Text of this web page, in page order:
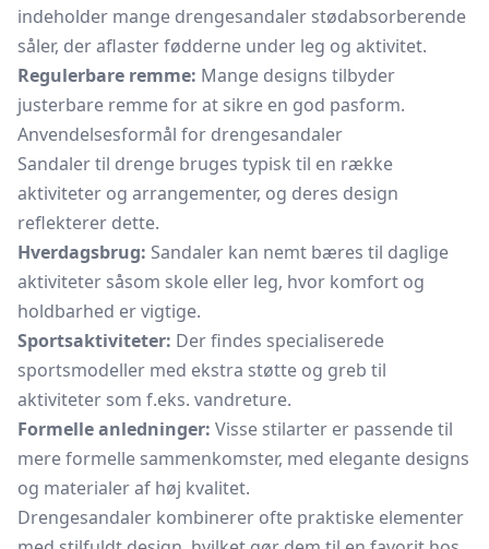
indeholder mange drengesandaler stødabsorberende
såler, der aflaster fødderne under leg og aktivitet.
Regulerbare remme: Mange designs tilbyder
justerbare remme for at sikre en god pasform.
Anvendelsesformål for drengesandaler
Sandaler til drenge bruges typisk til en række
aktiviteter og arrangementer, og deres design
reflekterer dette.
Hverdagsbrug: Sandaler kan nemt bæres til daglige
aktiviteter såsom skole eller leg, hvor komfort og
holdbarhed er vigtige.
Sportsaktiviteter: Der findes specialiserede
sportsmodeller med ekstra støtte og greb til
aktiviteter som f.eks. vandreture.
Formelle anledninger: Visse stilarter er passende til
mere formelle sammenkomster, med elegante designs
og materialer af høj kvalitet.
Drengesandaler kombinerer ofte praktiske elementer